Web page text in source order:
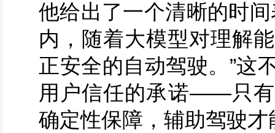
他给出了一个清晰的时
内，随着大模型对理解
正安全的自动驾驶。”这
用户信任的承诺——只
确定性保障，辅助驾驶